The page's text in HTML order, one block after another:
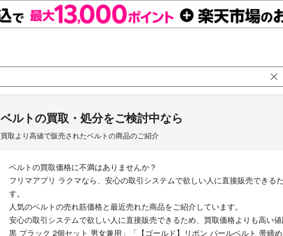
ベルトの買取・処分をご検討中なら
買取より高値で販売されたベルトの商品のご紹介
ベルトの買取価格に不満はありませんか？
フリマアプリ ラクマなら、安心の取引システムで欲しい人に直接販売でき
す。
人気のベルトの売れ筋価格と最近売れた商品をご紹介しています。
安心の取引システムで欲しい人に直接販売できるため、買取価格よりも高い
黒 ブラック 2個セット 男女兼用」「【ゴールド】リボン パールベルト 帯締